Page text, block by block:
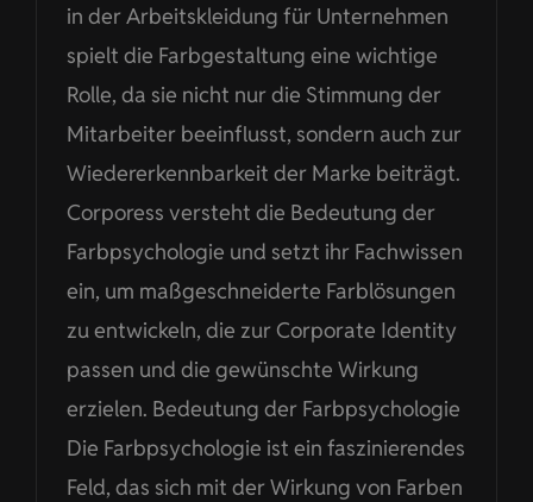
in der Arbeitskleidung für Unternehmen
spielt die Farbgestaltung eine wichtige
Rolle, da sie nicht nur die Stimmung der
Mitarbeiter beeinflusst, sondern auch zur
Wiedererkennbarkeit der Marke beiträgt.
Corporess versteht die Bedeutung der
Farbpsychologie und setzt ihr Fachwissen
ein, um maßgeschneiderte Farblösungen
zu entwickeln, die zur Corporate Identity
passen und die gewünschte Wirkung
erzielen. Bedeutung der Farbpsychologie
Die Farbpsychologie ist ein faszinierendes
Feld, das sich mit der Wirkung von Farben